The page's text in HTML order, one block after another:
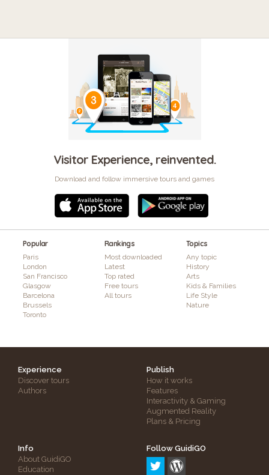
Visitor Experience, reinvented.
Download and follow immersive tours and games
Popular
Paris
London
San Francisco
Glasgow
Barcelona
Brussels
Toronto
Rankings
Most downloaded
Latest
Top rated
Free tours
All tours
Topics
Any topic
History
Arts
Kids & Families
Life Style
Nature
Experience
Discover tours
Authors
Publish
How it works
Features
Interactivity & Gaming
Augmented Reality
Plans & Pricing
Info
About GuidiGO
Education
Follow GuidiGO